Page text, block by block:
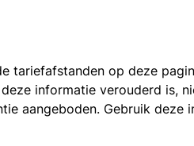
tariefafstanden op deze
informatie verouderd is,
aangeboden. Gebruik